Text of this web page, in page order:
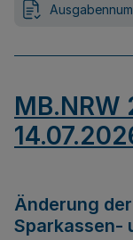
MB.NRW
Änderung
Sparkassen-